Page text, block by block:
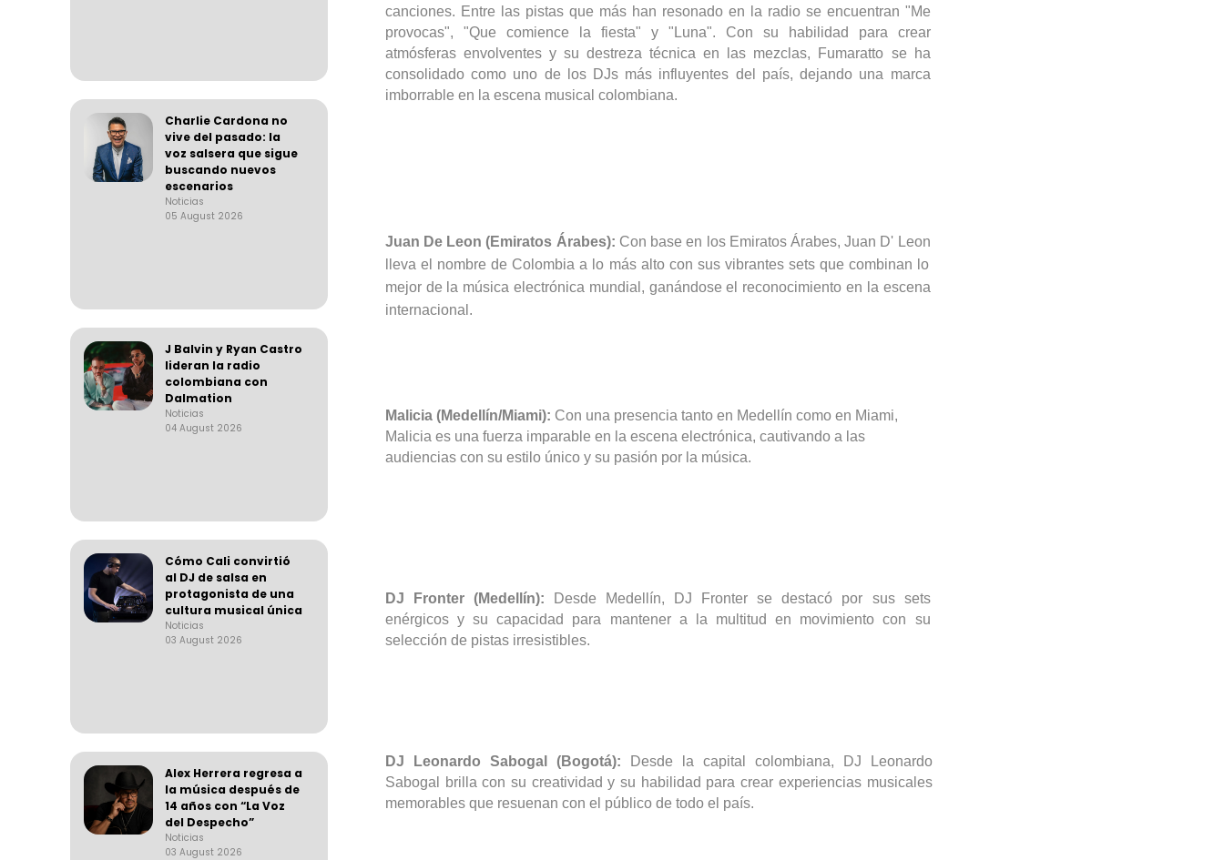
Charlie Cardona no
vive del pasado: la
voz salsera que sigue
buscando nuevos
escenarios
Noticias
05 August 2026
J Balvin y Ryan Castro
lideran la radio
colombiana con
Dalmation
Noticias
04 August 2026
Cómo Cali convirtió
al DJ de salsa en
protagonista de una
cultura musical única
Noticias
03 August 2026
Alex Herrera regresa a
la música después de
14 años con “La Voz
del Despecho”
Noticias
03 August 2026
canciones. Entre las pistas que más han resonado en la radio se encuentran "Me
provocas", "Que comience la fiesta" y "Luna". Con su habilidad para crear
atmósferas envolventes y su destreza técnica en las mezclas,
Fumaratto se ha
consolidado como uno de los DJsmás influyentes del país, dejando una marca
imborrable en la escena musical colombiana.
Juan De Leon (Emiratos Árabes): Con base en los Emiratos Árabes, Juan D' Leon
lleva el nombre de Colombia a lo más alto con sus vibrantes sets que combinan lo
mejor de la música electrónica mundial, ganándose el reconocimiento en la escena
internacional.
Malicia (Medellín/Miami): Con una presencia tanto en Medellín como en Miami,
Malicia es una fuerza imparable en la escena electrónica, cautivando a las
audiencias con su estilo único y su pasión por la música.
DJ Fronter(Medellín): Desde Medellín, DJ Fronter se destacó por sus sets
enérgicos y su capacidad para mantener a la multitud en movimiento con su
selección de pistas irresistibles.
DJ Leonardo Sabogal (Bogotá): Desde la capital colombiana, DJ Leonardo
Sabogal brilla con su creatividad y su habilidad para crear experiencias musicales
memorables que resuenan con el público de todo el país.